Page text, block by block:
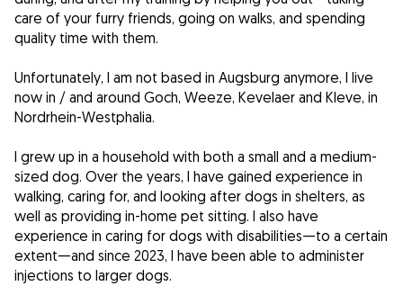
care of your furry friends, going on walks, and spending
quality time with them.
Unfortunately, I am not based in Augsburg anymore, I live
now in / and around Goch, Weeze, Kevelaer and Kleve, in
Nordrhein-Westphalia.
I grew up in a household with both a small and a medium-
sized dog. Over the years, I have gained experience in
walking, caring for, and looking after dogs in shelters, as
well as providing in-home pet sitting. I also have
experience in caring for dogs with disabilities—to a certain
extent—and since 2023, I have been able to administer
injections to larger dogs.